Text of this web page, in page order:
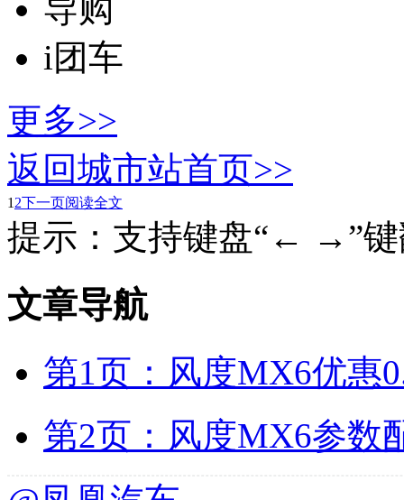
导购
i团车
更多>>
返回城市站首页>>
1 2下一页阅读全文
提示：支持键盘“← →”键
文章导航
第1页：风度MX6优惠
第2页：风度MX6参数